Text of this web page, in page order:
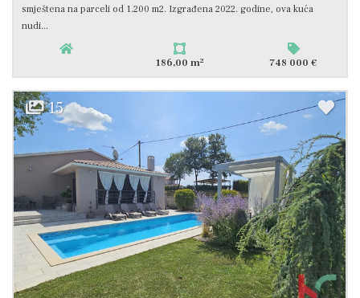
smještena na parceli od 1.200 m2. Izgrađena 2022. godine, ova kuća
nudi...
186,00 m2 748 000 €
15